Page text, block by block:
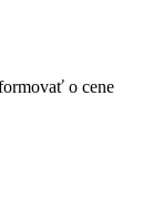
o cene